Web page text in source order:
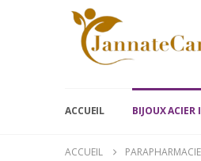
ACCUEIL BIJOUX ACIER
ACCUEIL PARAPHARMACIE